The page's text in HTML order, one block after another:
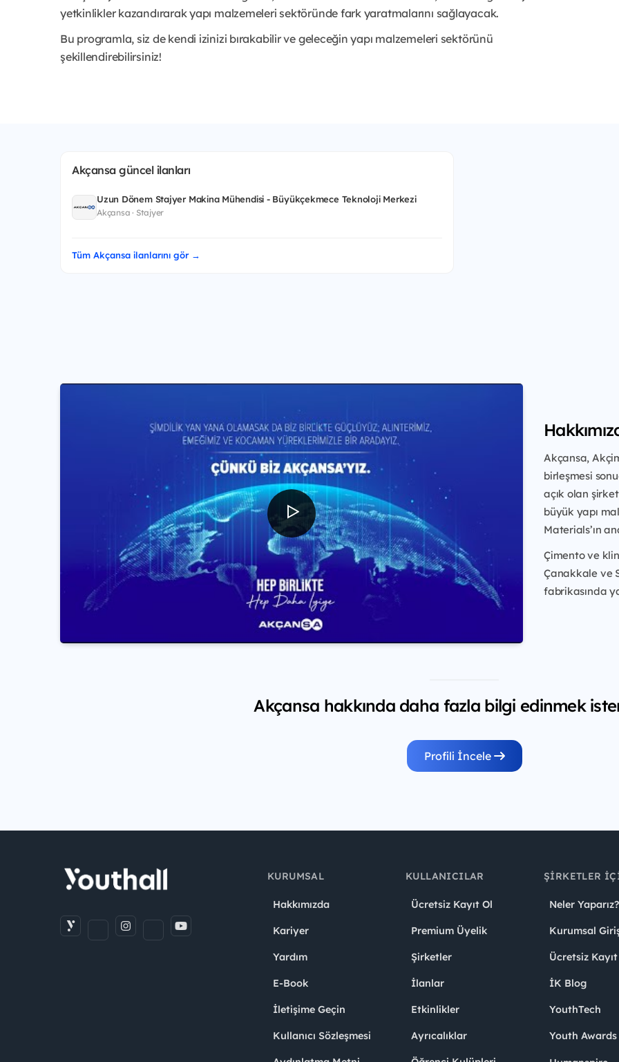
yetkinlikler kazandırarak yapı malzemeleri sektöründe fark yaratmalarını sağlayacak.
Bu programla, siz de kendi izinizi bırakabilir ve geleceğin yapı malzemeleri sektörünü
şekillendirebilirsiniz!
Akçansa güncel ilanları
Uzun Dönem Stajyer Makina Mühendisi - Büyükçekmece Teknoloji Merkezi
Akçansa · Stajyer
Tüm Akçansa ilanlarını gör →
Akçansa,
birleşmesi
açık olan
büyük yapı
Materials’ın
Çimento ve
Çanakkale ve
fabrikasında
Akçansa hakkında daha fazla bilgi edinmek
Profili İncele
KURUMSAL
Hakkımızda
Kariyer
Yardım
E-Book
İletişime Geçin
Kullanıcı Sözleşmesi
KULLANICILAR
Ücretsiz Kayıt Ol
Premium Üyelik
Şirketler
İlanlar
Etkinlikler
Ayrıcalıklar
ŞIRKETLER
Neler Yaparız?
Kurumsal
Ücretsiz
İK Blog
YouthTech
Youth Awards